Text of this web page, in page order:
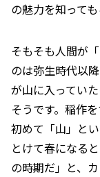
の魅力を知って
そもそも人間が
のは弥生時代以
が山に入ってい
そうです。稲作
初めて「山」と
とけて春になる
の時期だ」と、